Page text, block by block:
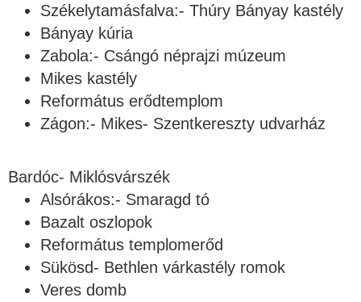
Székelytamásfalva:- Thúry Bányay kastély
Bányay kúria
Zabola:- Csángó néprajzi múzeum
Mikes kastély
Református erődtemplom
Zágon:- Mikes- Szentkereszty udvarház
Bardóc- Miklósvárszék
Alsórákos:- Smaragd tó
Bazalt oszlopok
Református templomerőd
Sükösd- Bethlen várkastély romok
Veres domb